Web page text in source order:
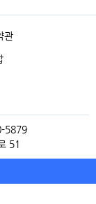
관
5879
51